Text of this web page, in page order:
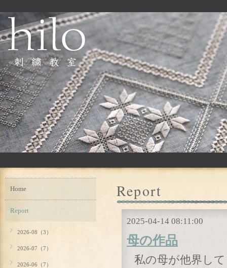
Report
2025-04-14 08:11:00
母の作品
私の母が他界し
Home
Report
2026-08（3）
2026-07（7）
2026-06（7）